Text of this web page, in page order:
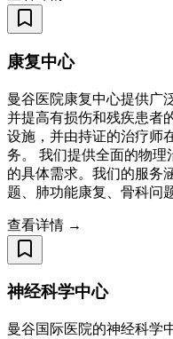
康复中心
曼谷医院康复中心提供广
并提高有损伤和残疾患者
设施，并由持证的治疗师
务。 我们提供全面的物
的具体需求。我们的服务
题、肺功能康复、骨科问
查看详情 →
神经科学中心
曼谷国际医院的神经科学